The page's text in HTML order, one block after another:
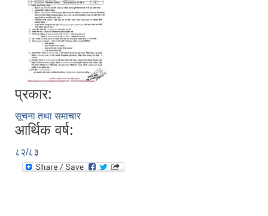
प्रकार:
सूचना तथा समाचार
आर्थिक वर्ष:
८२/८३